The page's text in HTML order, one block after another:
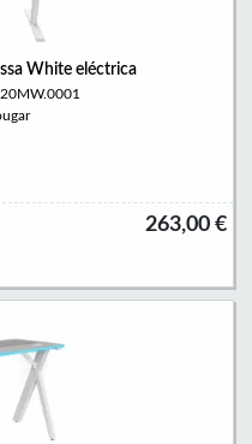
White eléctrica
263,00 €